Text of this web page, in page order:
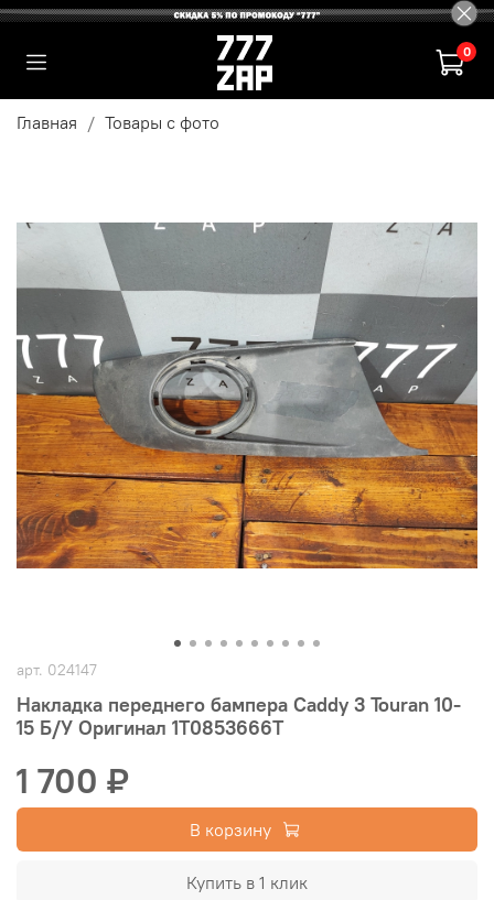
0
Главная Товары с фото
арт. 024147
Накладка переднего бампера Caddy 3 Touran 10-
15 Б/У Оригинал 1T0853666T
1 700 ₽
В корзину
Купить в 1 клик